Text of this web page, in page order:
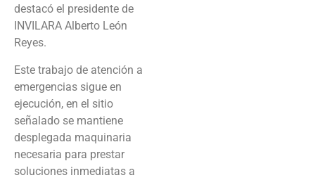
destacó el presidente de
INVILARA Alberto León
Reyes.
Este trabajo de atención a
emergencias sigue en
ejecución, en el sitio
señalado se mantiene
desplegada maquinaria
necesaria para prestar
soluciones inmediatas a